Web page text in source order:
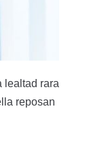
lealtad rara
reposan